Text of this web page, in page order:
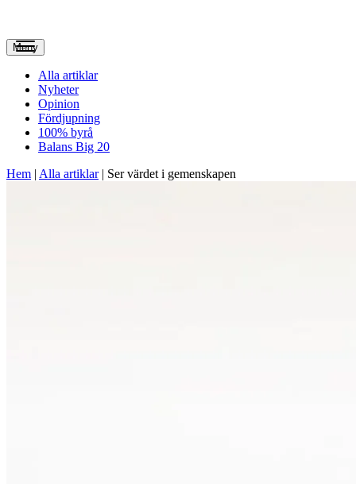
Meny
Alla artiklar
Nyheter
Opinion
Fördjupning
100% byrå
Balans Big 20
Hem | Alla artiklar| Ser värdet i gemenskapen